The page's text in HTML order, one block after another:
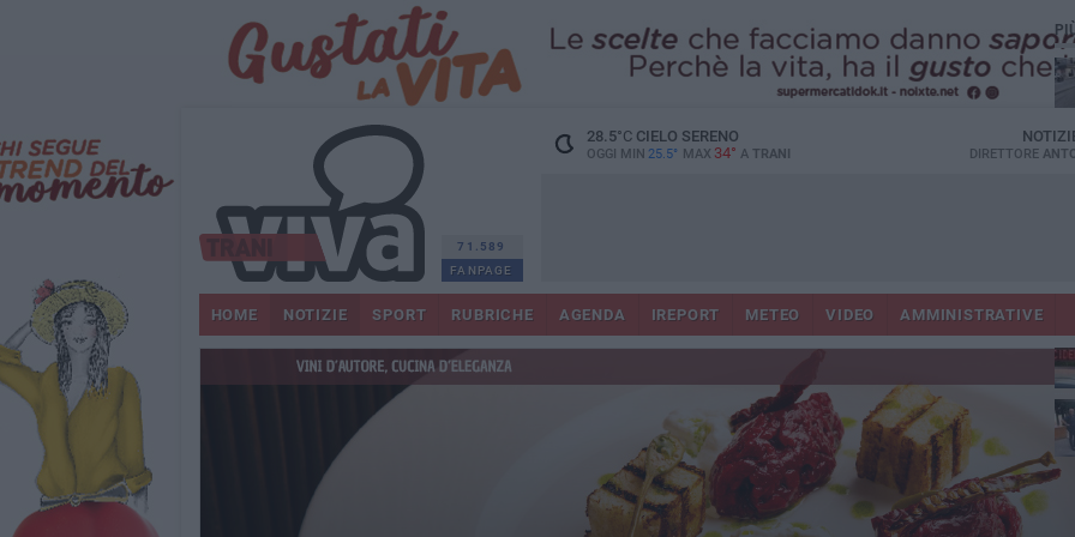
71.589
FANPAGE
28.5°CCIELO SERENO
OGGI MIN 25.5° MAX 34° A TRANI DIRETTORE
HOME NOTIZIE SPORT RUBRICHE AGENDA IREPORT METEO VIDEO AMMINISTRATIVE